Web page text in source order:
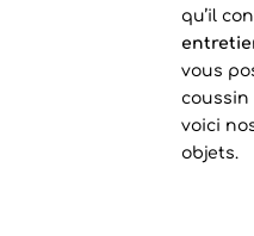
qu’il
vous
voici
objets.